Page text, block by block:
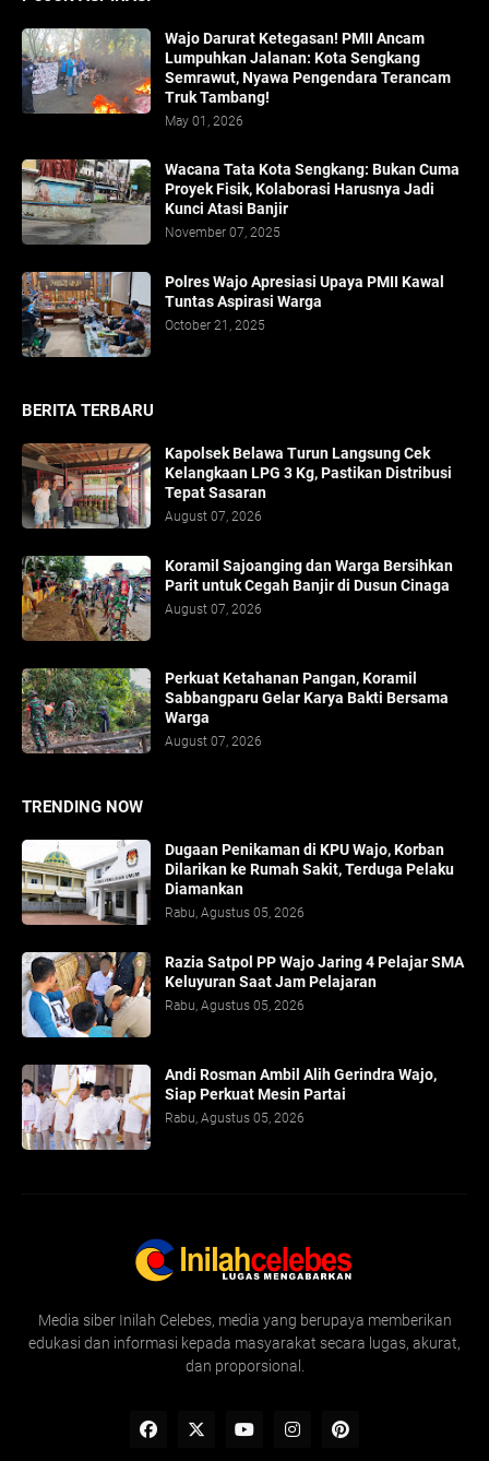
Wajo Darurat Ketegasan! PMII Ancam
Lumpuhkan Jalanan: Kota Sengkang
Semrawut, Nyawa Pengendara Terancam
Truk Tambang!
May 01, 2026
​Wacana Tata Kota Sengkang: Bukan Cuma
Proyek Fisik, Kolaborasi Harusnya Jadi
Kunci Atasi Banjir
November 07, 2025
Polres Wajo Apresiasi Upaya PMII Kawal
Tuntas Aspirasi Warga
October 21, 2025
BERITA TERBARU
Kapolsek Belawa Turun Langsung Cek
Kelangkaan LPG 3 Kg, Pastikan Distribusi
Tepat Sasaran
August 07, 2026
Koramil Sajoanging dan Warga Bersihkan
Parit untuk Cegah Banjir di Dusun Cinaga
August 07, 2026
Perkuat Ketahanan Pangan, Koramil
Sabbangparu Gelar Karya Bakti Bersama
Warga
August 07, 2026
TRENDING NOW
Dugaan Penikaman di KPU Wajo, Korban
Dilarikan ke Rumah Sakit, Terduga Pelaku
Diamankan
Rabu, Agustus 05, 2026
Razia Satpol PP Wajo Jaring 4 Pelajar SMA
Keluyuran Saat Jam Pelajaran
Rabu, Agustus 05, 2026
Andi Rosman Ambil Alih Gerindra Wajo,
Siap Perkuat Mesin Partai
Rabu, Agustus 05, 2026
Media siber Inilah Celebes, media yang berupaya memberikan
edukasi dan informasi kepada masyarakat secara lugas, akurat,
dan proporsional.